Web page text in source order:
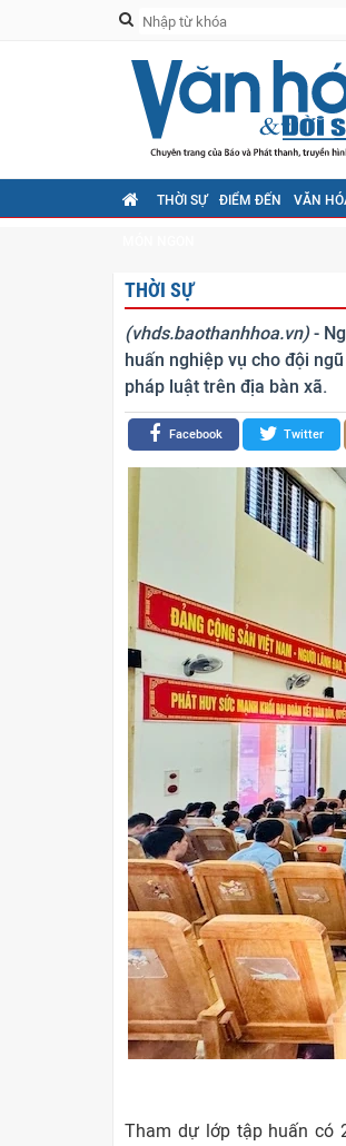
THỜI SỰ ĐIỂM ĐẾN VĂN
THỜI SỰ
(vhds.baothanhhoa.vn)-
huấn nghiệp vụ cho đội
pháp luật trên địa bàn xã.
Twitter
Facebook
Tham dự lớp tập huấn có